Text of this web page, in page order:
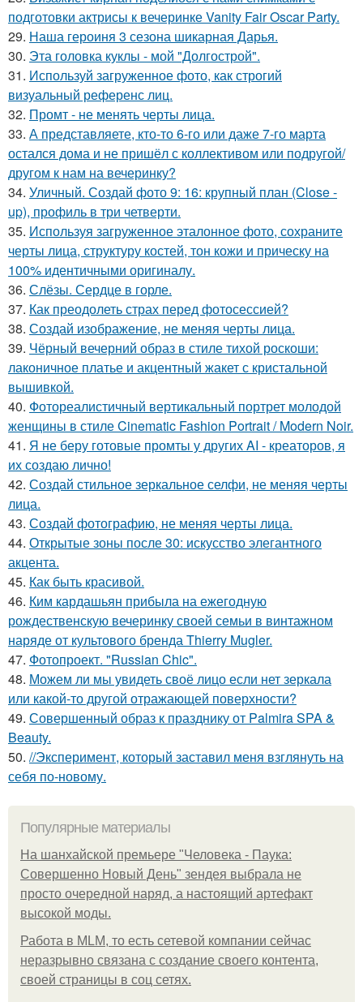
подготовки актрисы к вечеринке Vanity Fair Oscar Party.
29. Наша героиня 3 сезона шикарная Дарья.
30. Эта головка куклы - мой "Долгострой".
31. Используй загруженное фото, как строгий
визуальный референс лиц.
32. Промт - не менять черты лица.
33. А представляете, кто-то 6-го или даже 7-го марта
остался дома и не пришёл с коллективом или подругой/
другом к нам на вечеринку?
34. Уличный. Создай фото 9: 16: крупный план (Close -
up), профиль в три четверти.
35. Используя загруженное эталонное фото, сохраните
черты лица, структуру костей, тон кожи и прическу на
100% идентичными оригиналу.
36. Слёзы. Сердце в горле.
37. Как преодолеть страх перед фотосессией?
38. Создай изображение, не меняя черты лица.
39. Чёрный вечерний образ в стиле тихой роскоши:
лаконичное платье и акцентный жакет с кристальной
вышивкой.
40. Фотореалистичный вертикальный портрет молодой
женщины в стиле Cinematic Fashion Portrait / Modern Noir.
41. Я не беру готовые промты у других AI - креаторов, я
их создаю лично!
42. Создай стильное зеркальное селфи, не меняя черты
лица.
43. Создай фотографию, не меняя черты лица.
44. Открытые зоны после 30: искусство элегантного
акцента.
45. Как быть красивой.
46. Ким кардашьян прибыла на ежегодную
рождественскую вечеринку своей семьи в винтажном
наряде от культового бренда Thierry Mugler.
47. Фотопроект. "Russian Chic".
48. Можем ли мы увидеть своё лицо если нет зеркала
или какой-то другой отражающей поверхности?
49. Совершенный образ к празднику от Palmira SPA &
Beauty.
50. //Эксперимент, который заставил меня взглянуть на
себя по-новому.
Популярные материалы
На шанхайской премьере "Человека - Паука:
Совершенно Новый День" зендея выбрала не
просто очередной наряд, а настоящий артефакт
высокой моды.
Работа в MLM, то есть сетевой компании сейчас
неразрывно связана с создание своего контента,
своей страницы в соц сетях.